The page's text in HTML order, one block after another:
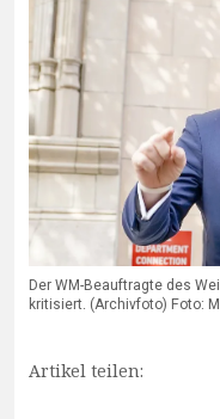
Der WM-Beauftragte des
kritisiert. (Archivfoto) Foto:
Artikel teilen: